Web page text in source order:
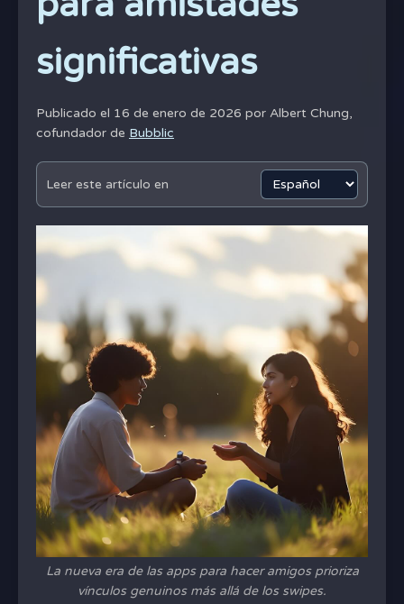
significativas
Publicado el 16 de enero de 2026 por Albert Chung,
cofundador de Bubblic
Leer este artículo en
La nueva era de las apps para hacer amigos prioriza
vínculos genuinos más allá de los swipes.